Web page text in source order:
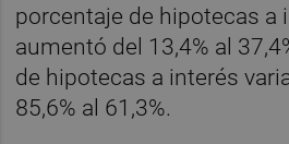
porcentaje de hipotecas a
aumentó del 13,4% al
de hipotecas a interés
85,6% al 61,3%.